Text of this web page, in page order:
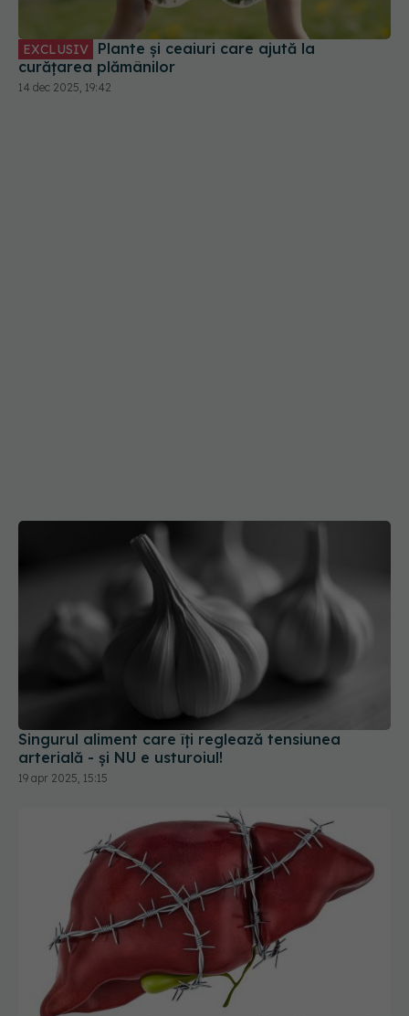
EXCLUSIV
curățarea plămânilor
14 dec 2025, 19:42
Singurul aliment care îți reglează tensiunea
arterială - și NU e usturoiul!
19 apr 2025, 15:15